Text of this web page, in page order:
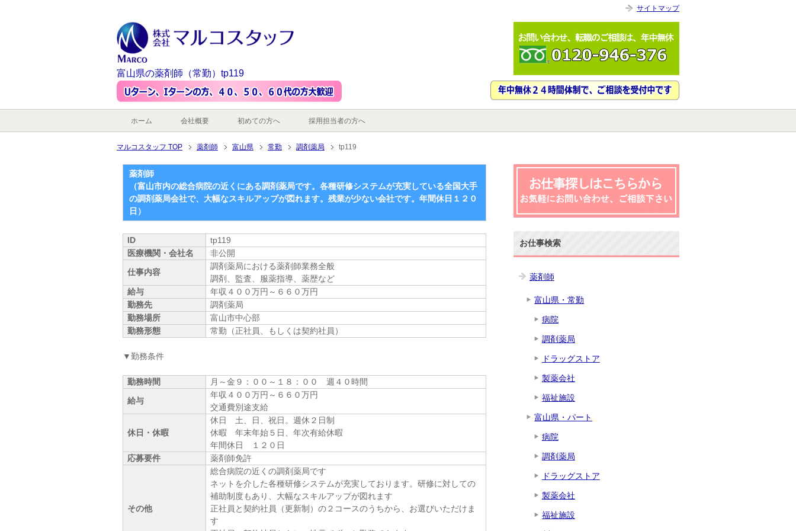
富山県の薬剤師（常勤）tp119
ホーム 会社概要 初めての方へ 採用担当者の方へ
マルコスタッフ TOP 薬剤師 富山県 常勤 調剤薬局 tp119
薬剤師
（富山市内の総合病院の近くにある調剤薬局です。各種研修システムが充実している全国大手
の調剤薬局会社で、大幅なスキルアップが図れます。残業が少ない会社です。年間休日１２０
日）
ID
tp119
医療機関・会社名
非公開
仕事内容
調剤薬局における薬剤師業務全般
調剤、監査、服薬指導、薬歴など
給与
年収４００万円～６６０万円
勤務先
調剤薬局
勤務場所
富山市中心部
勤務形態
常勤（正社員、もしくは契約社員）
▼勤務条件
勤務時間
月～金９：００～１８：００ 週４０時間
給与
年収４００万円～６６０万円
交通費別途支給
休日・休暇
休日 土、日、祝日。週休２日制
休暇 年末年始５日、年次有給休暇
年間休日 １２０日
応募要件
薬剤師免許
その他
総合病院の近くの調剤薬局です
ネットを介した各種研修システムが充実しております。研修に対しての
補助制度もあり、大幅なスキルアップが図れます
正社員と契約社員（更新制）の２コースのうちから、お選びいただけま
す
お仕事検索
薬剤師
富山県・常勤
病院
調剤薬局
ドラッグストア
製薬会社
福祉施設
富山県・パート
病院
調剤薬局
ドラッグストア
製薬会社
福祉施設
サイトマップ